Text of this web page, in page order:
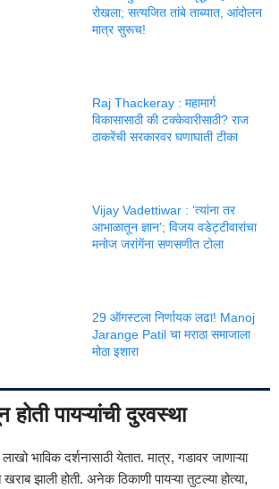
रोखला; सत्यजित तांबे ताब्यात, आंदोलन
मात्र सुरूच!
Raj Thackeray : महामार्ग
विकासासाठी की टक्केवारीसाठी? राज
ठाकरेंची सरकारवर घणाघाती टीका
Vijay Vadettiwar : ‘त्यांना तर
आभाळातून ज्ञान’; विजय वडेट्टीवारांचा
मनोज जरांगेंना सणसणीत टोला
29 ऑगस्टला निर्णायक लढा! Manoj
Jarange Patil चा मराठा समाजाला
मोठा इशारा
पायऱ्यांची दुरवस्था
भाविक दर्शनासाठी येतात. मात्र, गडावर जाणाऱ्या
झाली होती. अनेक ठिकाणी पायऱ्या तुटल्या होत्या,